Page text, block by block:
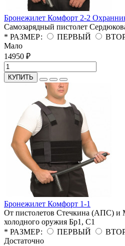
Бронежилет Комфорт 2-2
Самозарядный пистолет
* РАЗМЕР:
ПЕРВЫЙ
Мало
14950 ₽
КУПИТЬ
Бронежилет Комфорт 1-1
От пистолетов Стечкина (АПС)
холодного оружия Бр1, С1
* РАЗМЕР:
ПЕРВЫЙ
Достаточно